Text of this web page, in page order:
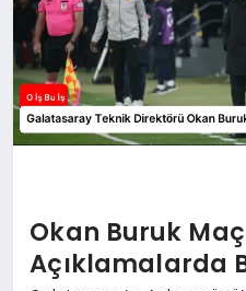
Okan Buruk Maç
Açıklamalarda